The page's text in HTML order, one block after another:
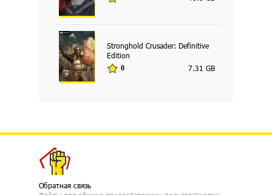
Stronghold Crusader: Definitive
Edition
0 7.31 GB
Обратная связь